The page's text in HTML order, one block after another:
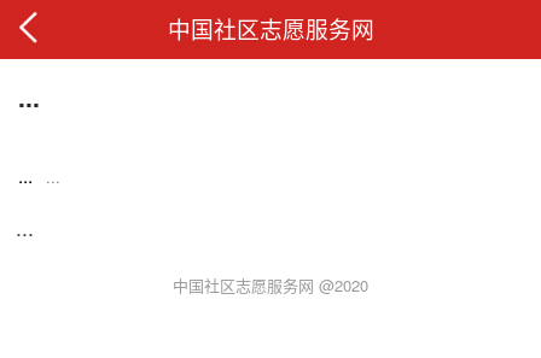
中国社区志愿服务网
...
... ...
...
中国社区志愿服务网 @2020